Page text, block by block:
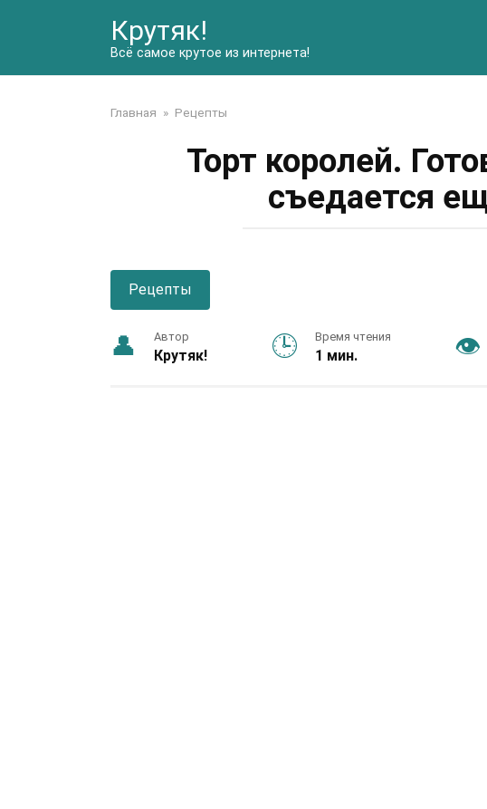
Крутяк!
Всё самое крутое из интернета!
Главная » Рецепты
Торт королей.
съедается
Рецепты
Автор
Крутяк!
Время чтения
1 мин.